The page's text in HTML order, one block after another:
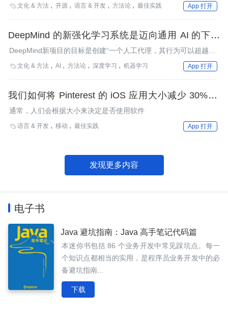
文化 & 方法 开源 语言 & 开发 方法论 最佳实践 App 打开
DeepMind 的新强化学习系统是迈向通用 AI 的下一
步吗？
DeepMind新项目的目标是创建“一个人工代理，其行为可以超越它
所训练的游戏集，提供更强的泛化能力”。
文化 & 方法 AI 方法论 深度学习 机器学习 App 打开
我们如何将 Pinterest 的 iOS 应用大小减少 30% 以
上
通常，人们会根据大小来决定是否使用软件
语言 & 开发 移动 最佳实践 App 打开
发现更多内容
电子书
Java 避坑指南：Java 高手笔记代码篇
本迷你书包括 86 个业务开发中常见踩坑点。每一
个知识点都相当的实用，是程序员业务开发中的必
备避坑指南...
下载